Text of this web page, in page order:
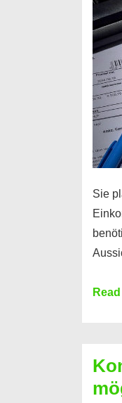
Sie
Mit
Sie
einen